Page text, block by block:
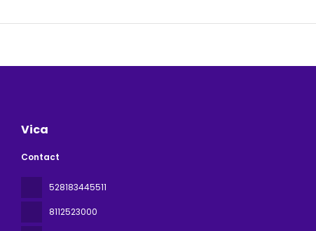
Vica
Contact
528183445511
8112523000